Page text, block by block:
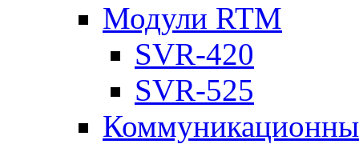
Модули RTM
SVR-420
SVR-525